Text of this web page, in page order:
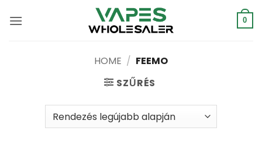
0
HOME / FEEMO
SZŰRÉS